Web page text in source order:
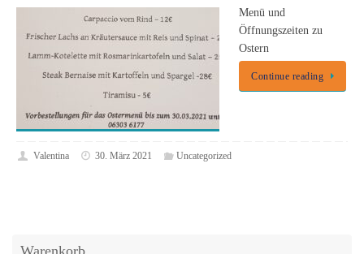
Menü und
Öffnungszeiten zu
Ostern
Continue reading
Valentina 30. März 2021 Uncategorized